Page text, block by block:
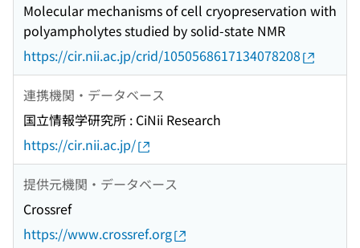
Molecular mechanisms of cell cryopreservation with
polyampholytes studied by solid-state NMR
https://cir.nii.ac.jp/crid/1050568617134078208
連携機関・データベース
国立情報学研究所 : CiNii Research
https://cir.nii.ac.jp/
提供元機関・データベース
Crossref
https://www.crossref.org